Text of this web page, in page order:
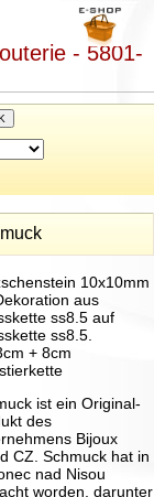
- 5801-
10x10mm
aus
ss8.5 auf
ss8.5.
+ 8cm
ist ein Original-
des
Bijoux
CZ. Schmuck hat in
nad Nisou
worden, darunter